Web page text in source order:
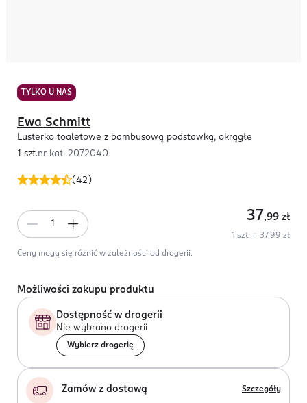
TYLKO U NAS
(42 )
Ewa Schmitt
Lusterko toaletowe z bambusową podstawką, okrągłe
1 szt.nr kat. 2072040
37,99 zł
1 szt. = 37,99 zł
Ceny mogą się różnić w zależności od drogerii.
Możliwości zakupu produktu
Dostępność w drogerii
Nie wybrano drogerii
Wybierz drogerię
Zamów z dostawą Szczegóły